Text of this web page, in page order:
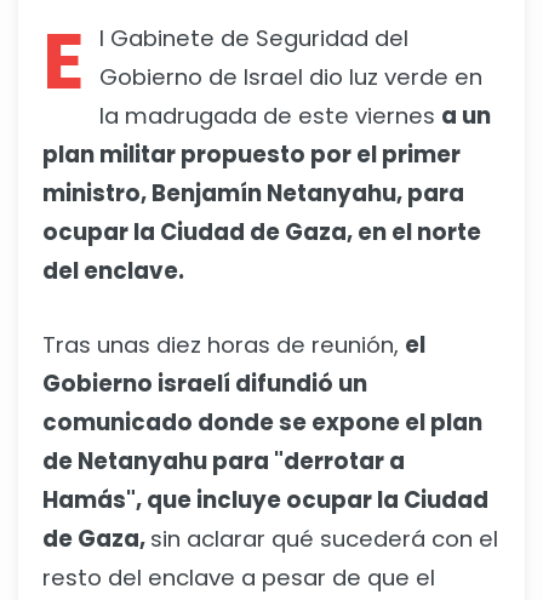
E
l Gabinete de Seguridad del
Gobierno de Israel dio luz verde en
la madrugada de este viernes a un
plan militar propuesto por el primer
ministro, Benjamín Netanyahu, para
ocupar la Ciudad de Gaza, en el norte
del enclave.
Tras unas diez horas de reunión, el
Gobierno israelí difundió un
comunicado donde se expone el plan
de Netanyahu para "derrotar a
Hamás", que incluye ocupar la Ciudad
de Gaza, sin aclarar qué sucederá con el
resto del enclave a pesar de que el